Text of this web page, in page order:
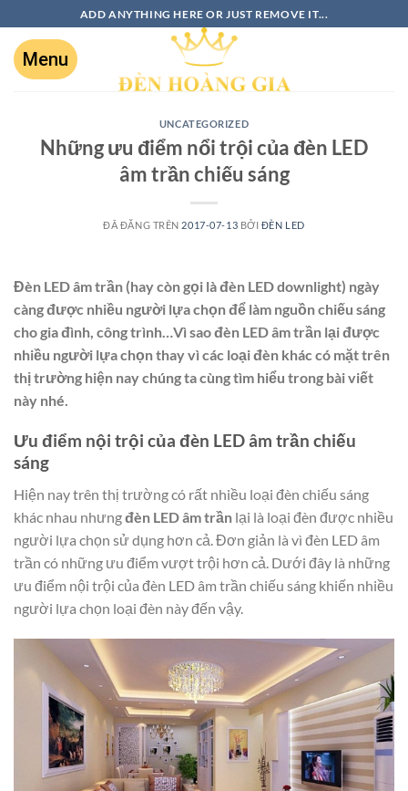
ADD ANYTHING HERE OR JUST REMOVE IT...
UNCATEGORIZED
Những ưu điểm nổi trội của đèn LED
âm trần chiếu sáng
ĐÃ ĐĂNG TRÊN 2017-07-13 BỞI ĐÈN LED
Đèn LED âm trần (hay còn gọi là đèn LED downlight) ngày
càng được nhiều người lựa chọn để làm nguồn chiếu sáng
cho gia đình, công trình…Vì sao đèn LED âm trần lại được
nhiều người lựa chọn thay vì các loại đèn khác có mặt trên
thị trường hiện nay chúng ta cùng tìm hiểu trong bài viết
này nhé.
Ưu điểm nội trội của đèn LED âm trần chiếu
sáng
Hiện nay trên thị trường có rất nhiều loại đèn chiếu sáng
khác nhau nhưngđèn LED âm trần lại là loại đèn được nhiều
người lựa chọn sử dụng hơn cả. Đơn giản là vì đèn LED âm
trần có những ưu điểm vượt trội hơn cả. Dưới đây là những
ưu điểm nội trội của đèn LED âm trần chiếu sáng khiến nhiều
người lựa chọn loại đèn này đến vậy.